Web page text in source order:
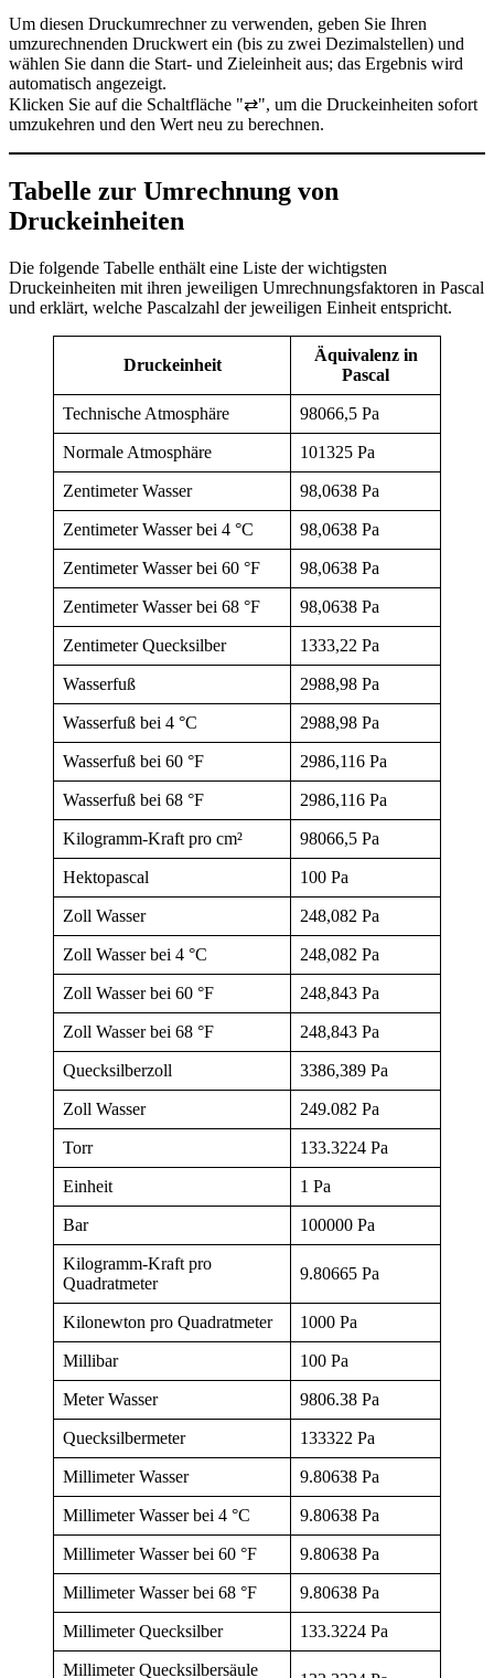
Um diesen Druckumrechner zu verwenden, geben Sie Ihren
umzurechnenden Druckwert ein (bis zu zwei Dezimalstellen) und
wählen Sie dann die Start- und Zieleinheit aus; das Ergebnis wird
automatisch angezeigt.
Klicken Sie auf die Schaltfläche "⇄", um die Druckeinheiten sofort
umzukehren und den Wert neu zu berechnen.
Tabelle zur Umrechnung von
Druckeinheiten
Die folgende Tabelle enthält eine Liste der wichtigsten
Druckeinheiten mit ihren jeweiligen Umrechnungsfaktoren in Pascal
und erklärt, welche Pascalzahl der jeweiligen Einheit entspricht.
Druckeinheit
Äquivalenz in
Pascal
Technische Atmosphäre 98066,5 Pa
Normale Atmosphäre 101325 Pa
Zentimeter Wasser 98,0638 Pa
Zentimeter Wasser bei 4 °C 98,0638 Pa
Zentimeter Wasser bei 60 °F 98,0638 Pa
Zentimeter Wasser bei 68 °F 98,0638 Pa
Zentimeter Quecksilber 1333,22 Pa
Wasserfuß 2988,98 Pa
Wasserfuß bei 4 °C 2988,98 Pa
Wasserfuß bei 60 °F 2986,116 Pa
Wasserfuß bei 68 °F 2986,116 Pa
Kilogramm-Kraft pro cm² 98066,5 Pa
Hektopascal 100 Pa
Zoll Wasser 248,082 Pa
Zoll Wasser bei 4 °C 248,082 Pa
Zoll Wasser bei 60 °F 248,843 Pa
Zoll Wasser bei 68 °F 248,843 Pa
Quecksilberzoll 3386,389 Pa
Zoll Wasser 249.082 Pa
Torr 133.3224 Pa
Einheit 1 Pa
Bar 100000 Pa
Kilogramm-Kraft pro
Quadratmeter
9.80665 Pa
Kilonewton pro Quadratmeter 1000 Pa
Millibar 100 Pa
Meter Wasser 9806.38 Pa
Quecksilbermeter 133322 Pa
Millimeter Wasser 9.80638 Pa
Millimeter Wasser bei 4 °C 9.80638 Pa
Millimeter Wasser bei 60 °F 9.80638 Pa
Millimeter Wasser bei 68 °F 9.80638 Pa
Millimeter Quecksilber 133.3224 Pa
Millimeter Quecksilbersäule